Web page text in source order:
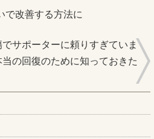
で改善する方法に
サポーターに頼りすぎていま
の回復のために知っておきた